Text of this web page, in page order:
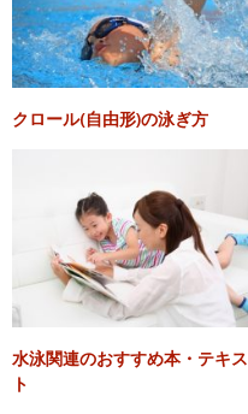
クロール(自由形)の泳ぎ方
水泳関連のおすすめ本・テキス
ト